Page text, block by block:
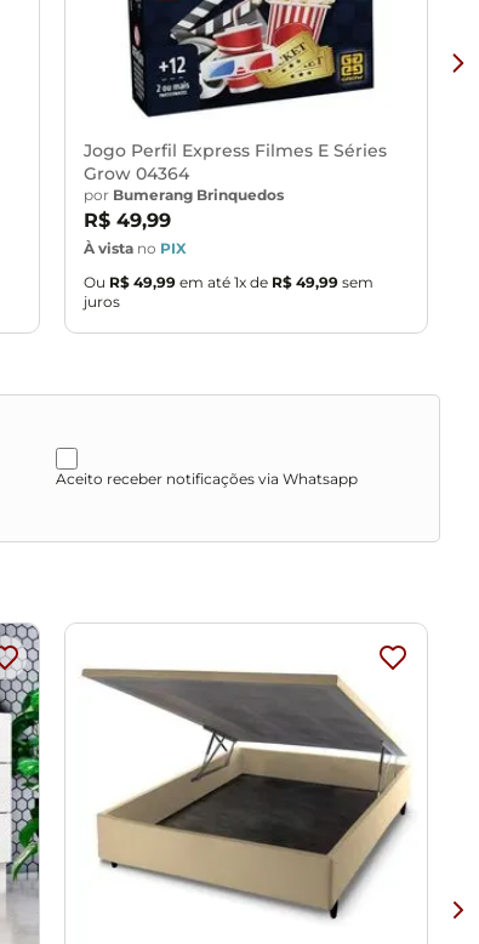
Jogo Perfil Express Filmes E Séries
Grow 04364
por Bumerang Brinquedos
R$ 49,99
À vista no PIX
Ou R$ 49,99 em até 1x de R$ 49,99 sem
juros
Aceito receber notificações via Whatsapp